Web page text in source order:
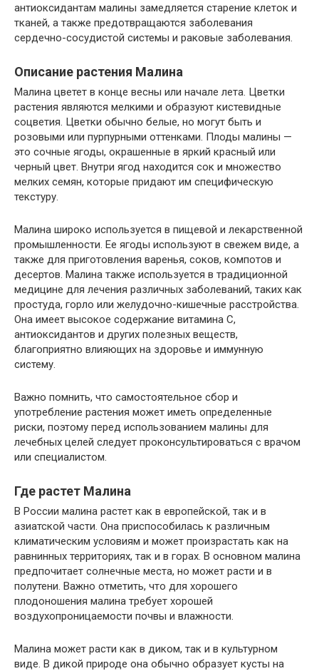
антиоксидантам малины замедляется старение клеток и
тканей, а также предотвращаются заболевания
сердечно-сосудистой системы и раковые заболевания.
Описание растения Малина
Малина цветет в конце весны или начале лета. Цветки
растения являются мелкими и образуют кистевидные
соцветия. Цветки обычно белые, но могут быть и
розовыми или пурпурными оттенками. Плоды малины —
это сочные ягоды, окрашенные в яркий красный или
черный цвет. Внутри ягод находится сок и множество
мелких семян, которые придают им специфическую
текстуру.
Малина широко используется в пищевой и лекарственной
промышленности. Ее ягоды используют в свежем виде, а
также для приготовления варенья, соков, компотов и
десертов. Малина также используется в традиционной
медицине для лечения различных заболеваний, таких как
простуда, горло или желудочно-кишечные расстройства.
Она имеет высокое содержание витамина C,
антиоксидантов и других полезных веществ,
благоприятно влияющих на здоровье и иммунную
систему.
Важно помнить, что самостоятельное сбор и
употребление растения может иметь определенные
риски, поэтому перед использованием малины для
лечебных целей следует проконсультироваться с врачом
или специалистом.
Где растет Малина
В России малина растет как в европейской, так и в
азиатской части. Она приспособилась к различным
климатическим условиям и может произрастать как на
равнинных территориях, так и в горах. В основном малина
предпочитает солнечные места, но может расти и в
полутени. Важно отметить, что для хорошего
плодоношения малина требует хорошей
воздухопроницаемости почвы и влажности.
Малина может расти как в диком, так и в культурном
виде. В дикой природе она обычно образует кусты на